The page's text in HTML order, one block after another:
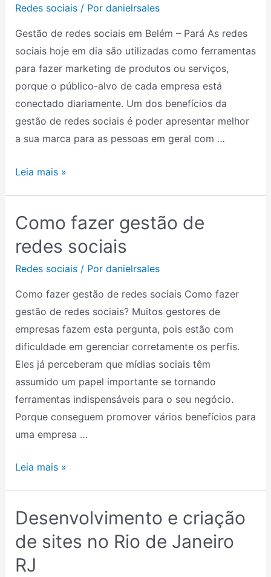
Redes sociais/ Por danielrsales
Gestão de redes sociais em Belém – Pará As redes
sociais hoje em dia são utilizadas como ferramentas
para fazer marketing de produtos ou serviços,
porque o público-alvo de cada empresa está
conectado diariamente. Um dos benefícios da
gestão de redes sociais é poder apresentar melhor
a sua marca para as pessoas em geral com …
sociais
em
Belém
Leia mais »
Como fazer gestão de
redes sociais
Redes sociais/ Por danielrsales
Como fazer gestão de redes sociais Como fazer
gestão de redes sociais? Muitos gestores de
empresas fazem esta pergunta, pois estão com
dificuldade em gerenciar corretamente os perfis.
Eles já perceberam que mídias sociais têm
assumido um papel importante se tornando
ferramentas indispensáveis para o seu negócio.
Porque conseguem promover vários benefícios para
uma empresa …
Como
gestão
de
redes
sociais
Leia mais »
Desenvolvimento e criação
de sites no Rio de Janeiro
RJ
Desenvolvimento
criação
de